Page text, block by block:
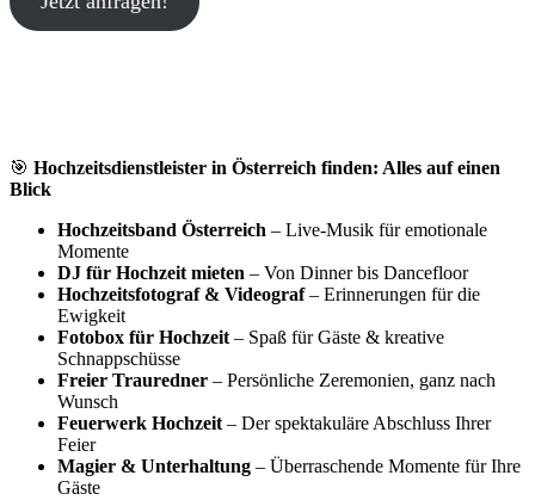
🎯 Hochzeitsdienstleister in Österreich finden: Alles auf einen
Blick
Hochzeitsband Österreich – Live-Musik für emotionale
Momente
DJ für Hochzeit mieten – Von Dinner bis Dancefloor
Hochzeitsfotograf & Videograf– Erinnerungen für die
Ewigkeit
Fotobox für Hochzeit – Spaß für Gäste & kreative
Schnappschüsse
Freier Trauredner – Persönliche Zeremonien, ganz nach
Wunsch
Feuerwerk Hochzeit – Der spektakuläre Abschluss Ihrer
Feier
Magier & Unterhaltung – Überraschende Momente für Ihre
Gäste